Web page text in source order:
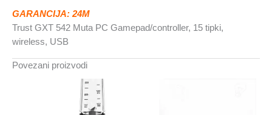
količina
GARANCIJA: 24M
Trust GXT 542 Muta PC Gamepad/controller, 15 tipki,
wireless, USB
Povezani proizvodi